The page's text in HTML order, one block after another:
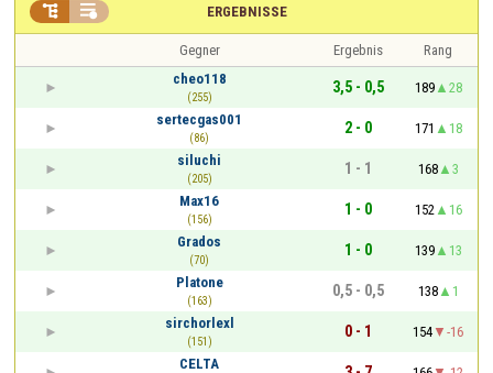
ERGEBNISSE
 
Gegner Ergebnis
Rang
cheo118
(255)
3,5 - 0,5 189
28
sertecgas001
(86)
2 - 0 171
18
siluchi
(205)
1 - 1 168
3
Max16
(156)
1 - 0 152
16
Grados
(70)
1 - 0 139
13
Platone
(163)
0,5 - 0,5 138
1
sirchorlexl
(151)
0 - 1 154
-16
CELTA